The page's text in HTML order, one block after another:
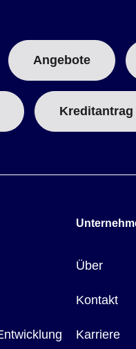
Angebote
Über
Kontakt
Karriere